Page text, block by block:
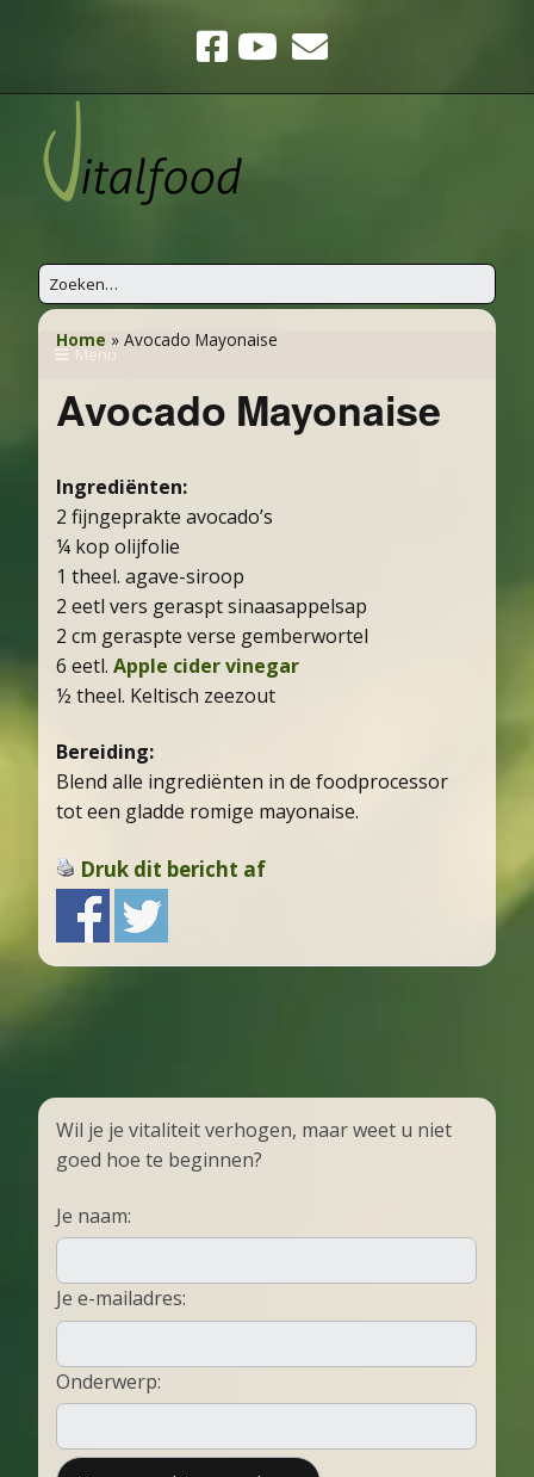
Home » Avocado Mayonaise
Avocado Mayonaise
Ingrediënten:
2 fijngeprakte avocado’s
¼ kop olijfolie
1 theel. agave-siroop
2 eetl vers geraspt sinaasappelsap
2 cm geraspte verse gemberwortel
6 eetl. Apple cider vinegar
½ theel. Keltisch zeezout
Bereiding:
Blend alle ingrediënten in de foodprocessor
tot een gladde romige mayonaise.
Druk dit bericht af
Wil je je vitaliteit verhogen, maar weet u niet
goed hoe te beginnen?
Je naam:
Je e-mailadres:
Onderwerp: